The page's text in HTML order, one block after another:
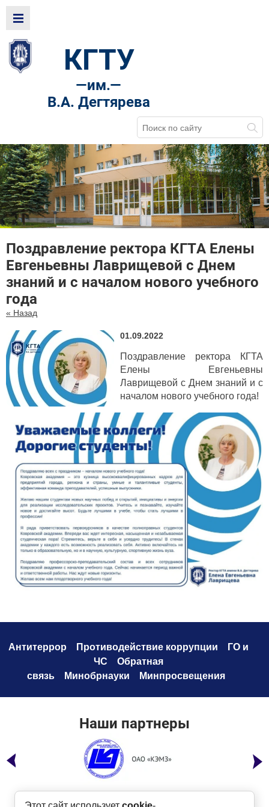
КГТУ
—им.—
В.А. Дегтярева
Поздравление ректора КГТА Елены
Евгеньевны Лаврищевой с Днем
знаний и с началом нового учебного
года
« Назад
01.09.2022
Поздравление ректора КГТА
Елены Евгеньевны
Лаврищевой с Днем знаний и с
началом нового учебного года!
Антитеррор Противодействие коррупции
ГО и
ЧС
Обратная
связь
Минобрнауки Минпросвещения
Наши партнеры